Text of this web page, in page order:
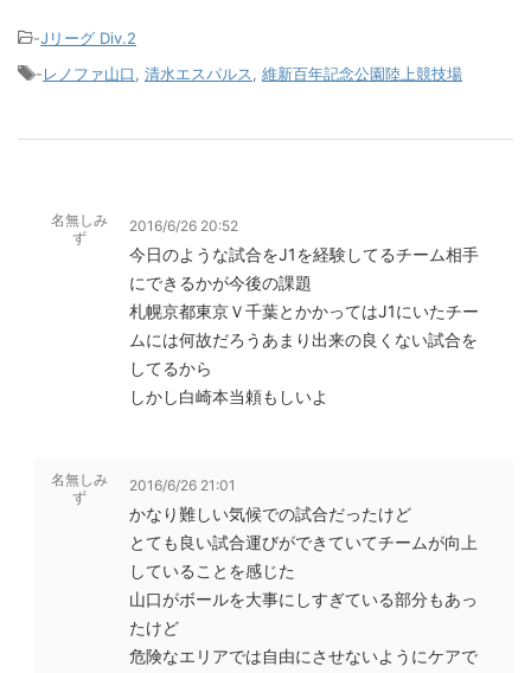
-Jリーグ Div.2
-レノファ山口 清水エスパルス 維新百年記念公園陸上競技場
名無しみ
ず
2016/6/26 20:52
今日のような試合をJ1を経験してるチーム相手
にできるかが今後の課題
札幌京都東京Ｖ千葉とかかってはJ1にいたチー
ムには何故だろうあまり出来の良くない試合を
してるから
しかし白崎本当頼もしいよ
名無しみ
ず
2016/6/26 21:01
かなり難しい気候での試合だったけど
とても良い試合運びができていてチームが向上
していることを感じた
山口がボールを大事にしすぎている部分もあっ
たけど
危険なエリアでは自由にさせないようにケアで